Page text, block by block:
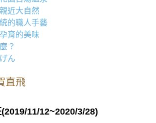
近大自然
的職人手藝
育的美味
？
ん
直飛
11/12~2020/3/28)